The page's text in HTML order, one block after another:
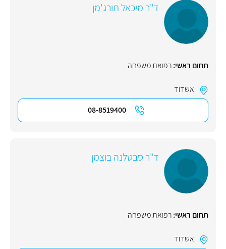
ד"ר מיכאל תורג'מן
תחום ראשי:רפואת משפחה
אשדוד
08-8519400
ד"ר סבטלנה בוצמן
תחום ראשי:רפואת משפחה
אשדוד